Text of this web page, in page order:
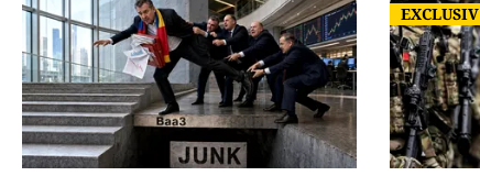
EXCLUSIV
EXCLUSIV